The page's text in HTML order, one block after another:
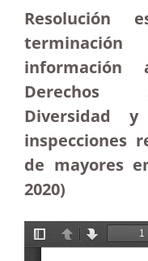
Resolución
Derechos
Diversidad
inspecciones
de mayores
2020)